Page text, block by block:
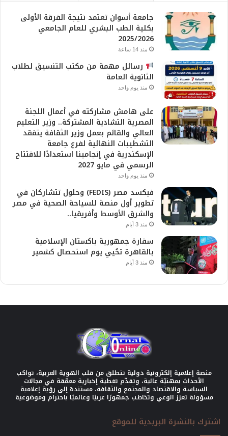
جامعة أسوان تعتمد نتيجة الفرقة الأولى
بكلية الطب البشري للعام الجامعي
2025/2026
منذ 14 ساعة
رسائل مهمة من مكتب التنسيق لطلاب
الثانوية العامة
منذ يوم واحد
على هامش مشاركته في أعمال اللجنة
المصرية التشادية المشتركة.. وزير التعليم
العالي والقائم بعمل وزير الثقافة يتفقد
التشطيبات النهائية لفرع جامعة
الإسكندرية في إنجامينا استعدادًا للافتتاح
الرسمي في مايو 2027
منذ يوم واحد
فيكسد مصر (FEDIS) وحلول تتشاركان في
تطوير أول منصة للسياحة الصحية في مصر
والشرق الأوسط وأفريقيا..
منذ 3 أيام
سفارة جمهورية باكستان الإسلامية
بالقاهرة تحُيي يوم استحصال كشمير
منذ 3 أيام
منصة إعلامية إلكترونية دولية تنطلق من قلب الهوية العربية، تواكب
الأحداث بمهنيّة عالية، وتقدّم تغطية إخبارية معمّقة في مجالات
السياسة والاقتصاد والمجتمع والثقافة، مستندة إلى رؤية إعلامية
مسؤولة تعزز الوعي وتخاطب جمهورًا عربيًا وعالميًا باحترام وموضوعية
اشترك بالنشرة البريدية للموقع